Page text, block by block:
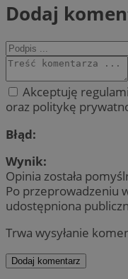
Dodaj
Akceptuję
oraz politykę
Błąd:
Wynik:
Opinia została
Po przeprowadzeniu
udostępniona
Trwa wysyłanie
Dodaj komentarz